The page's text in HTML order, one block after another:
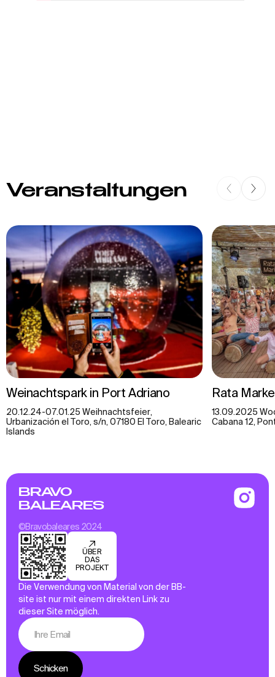
Veranstaltungen
Weinachtspark in Port Adriano
20.12.24-07.01.25 Weihnachtsfeier,
Urbanización el Toro, s/n, 07180 El Toro, Balearic
Islands
Rata
13.09.2025
Cabana 12,
BRAVO
BALEARES
©Bravobaleares 2024
ÜBER
DAS
PROJEKT
Die Verwendung von Material von der BB-
site ist nur mit einem direkten Link zu
dieser Site möglich.